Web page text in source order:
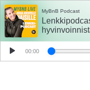
MyBnB Podcast
00:00